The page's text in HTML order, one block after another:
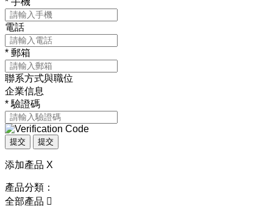
電話
* 郵箱
聯系方式與職位
企業信息
* 驗證碼
提交 提交
添加產品 X
產品分類：
全部產品 